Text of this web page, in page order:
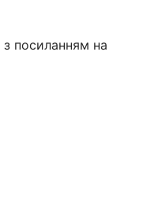
з посиланням на